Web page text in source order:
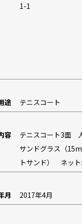
1-1
途 テニスコート
容
テニスコート3面
サンドグラス（
トサンド） ネッ
月 2017年4月